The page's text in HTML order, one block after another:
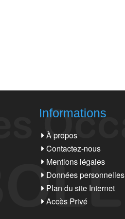
Informations
À propos
Contactez-nous
Mentions légales
Données personnelles
Plan du site Internet
Accès Privé